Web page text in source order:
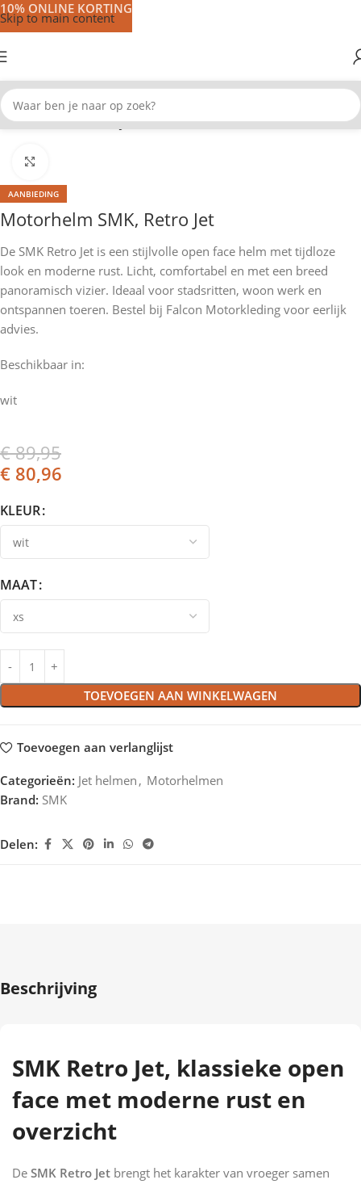
Skip to main content
Home Motorhelmen Jet helmen
AANBIEDING
Motorhelm SMK, Retro Jet
De SMK Retro Jet is een stijlvolle open face helm met tijdloze
look en moderne rust. Licht, comfortabel en met een breed
panoramisch vizier. Ideaal voor stadsritten, woon werk en
ontspannen toeren. Bestel bij Falcon Motorkleding voor eerlijk
advies.
Beschikbaar in:
wit
€89,95
€ 80,96
KLEUR
MAAT
TOEVOEGEN AAN WINKELWAGEN
Toevoegen aan verlanglijst
Categorieën: Jet helmen , Motorhelmen
Brand: SMK
Delen:
Beschrijving
SMK Retro Jet, klassieke open
face met moderne rust en
overzicht
De SMK Retro Jet brengt het karakter van vroeger samen
10% ONLINE KORTING